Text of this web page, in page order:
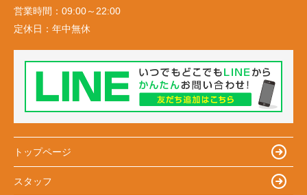
営業時間： 09:00～22:00
定休日： 年中無休
トップページ
スタッフ